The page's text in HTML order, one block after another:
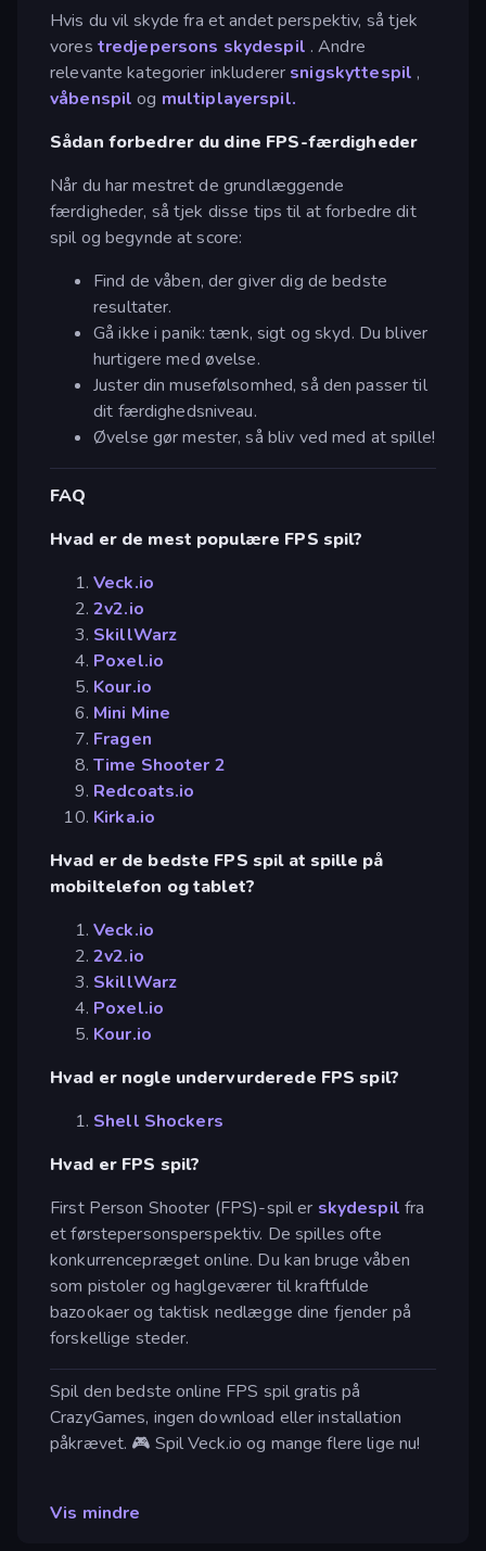
Hvis du vil skyde fra et andet perspektiv, så tjek
vores tredjepersons skydespil . Andre
relevante kategorier inkluderer snigskyttespil ,
våbenspil og multiplayerspil.
Sådan forbedrer du dine FPS-færdigheder
Når du har mestret de grundlæggende
færdigheder, så tjek disse tips til at forbedre dit
spil og begynde at score:
Find de våben, der giver dig de bedste
resultater.
Gå ikke i panik: tænk, sigt og skyd. Du bliver
hurtigere med øvelse.
Juster din musefølsomhed, så den passer til
dit færdighedsniveau.
Øvelse gør mester, så bliv ved med at spille!
FAQ
Hvad er de mest populære FPS spil?
Veck.io
2v2.io
SkillWarz
Poxel.io
Kour.io
Mini Mine
Fragen
Time Shooter 2
Redcoats.io
Kirka.io
Hvad er de bedste FPS spil at spille på
mobiltelefon og tablet?
Veck.io
2v2.io
SkillWarz
Poxel.io
Kour.io
Hvad er nogle undervurderede FPS spil?
Shell Shockers
Hvad er FPS spil?
First Person Shooter (FPS)-spil er skydespil fra
et førstepersonsperspektiv. De spilles ofte
konkurrencepræget online. Du kan bruge våben
som pistoler og haglgeværer til kraftfulde
bazookaer og taktisk nedlægge dine fjender på
forskellige steder.
Spil den bedste online FPS spil gratis på
CrazyGames, ingen download eller installation
påkrævet. 🎮 Spil Veck.io og mange flere lige nu!
Vis mindre